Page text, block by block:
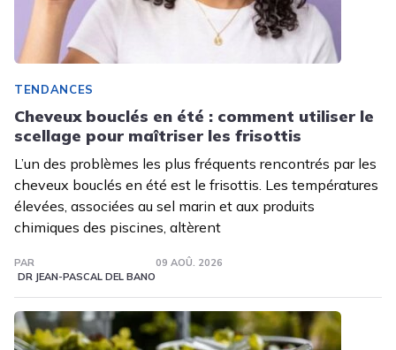
TENDANCES
Cheveux bouclés en été : comment utiliser le
scellage pour maîtriser les frisottis
L’un des problèmes les plus fréquents rencontrés par les
cheveux bouclés en été est le frisottis. Les températures
élevées, associées au sel marin et aux produits
chimiques des piscines, altèrent
PAR
DR JEAN-PASCAL DEL BANO
09 AOÛ. 2026